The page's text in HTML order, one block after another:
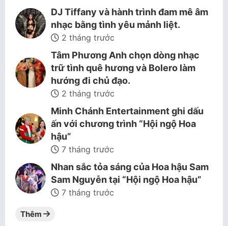
DJ Tiffany và hành trình đam mê âm
nhạc bằng tình yêu mảnh liệt.
2 tháng trước
Tâm Phương Anh chọn dòng nhạc
trữ tình quê hương và Bolero làm
hướng đi chủ đạo.
2 tháng trước
Minh Chánh Entertainment ghi dấu
ấn với chương trình “Hội ngộ Hoa
hậu”
7 tháng trước
Nhan sắc tỏa sáng của Hoa hậu Sam
Sam Nguyễn tại “Hội ngộ Hoa hậu”
7 tháng trước
Thêm